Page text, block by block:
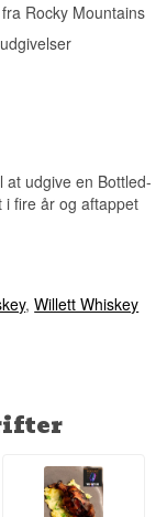
Rocky Mountains
at udgive en Bottled-
i fire år og aftappet
,Willett Whiskey